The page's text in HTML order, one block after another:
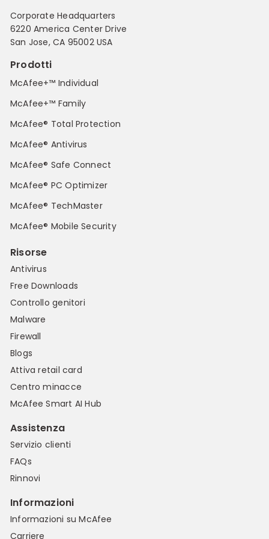
Corporate Headquarters
6220 America Center Drive
San Jose, CA 95002 USA
Prodotti
McAfee+™ Individual
McAfee+™ Family
McAfee® Total Protection
McAfee® Antivirus
McAfee® Safe Connect
McAfee® PC Optimizer
McAfee® TechMaster
McAfee® Mobile Security
Risorse
Antivirus
Free Downloads
Controllo genitori
Malware
Firewall
Blogs
Attiva retail card
Centro minacce
McAfee Smart AI Hub
Assistenza
Servizio clienti
FAQs
Rinnovi
Informazioni
Informazioni su McAfee
Carriere